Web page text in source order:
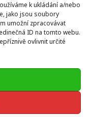
k ukládání a/nebo
jako jsou soubory
umožní zpracovávat
ID na tomto webu.
ovlivnit určité